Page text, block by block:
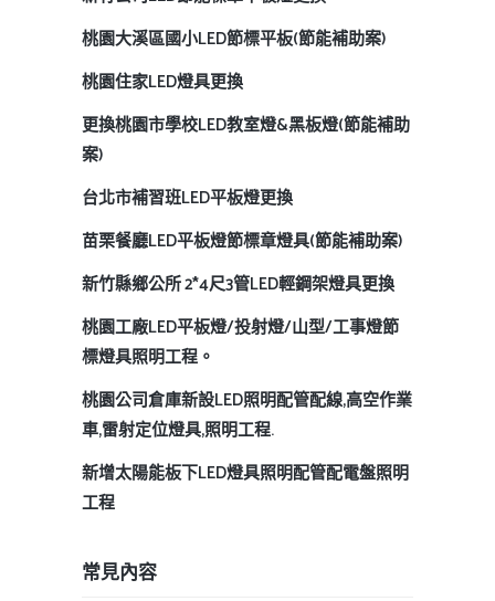
桃園大溪區國小LED節標平板(節能補助案)
桃園住家LED燈具更換
更換桃園市學校LED教室燈&黑板燈(節能補助
案)
台北市補習班LED平板燈更換
苗栗餐廳LED平板燈節標章燈具(節能補助案)
新竹縣鄉公所 2*4尺3管LED輕鋼架燈具更換
桃園工廠LED平板燈/投射燈/山型/工事燈節
標燈具照明工程。
桃園公司倉庫新設LED照明配管配線,高空作業
車,雷射定位燈具,照明工程.
新增太陽能板下LED燈具照明配管配電盤照明
工程
常見內容